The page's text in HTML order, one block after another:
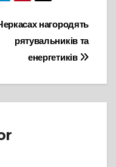
нагородять
рятувальників та
енергетиків